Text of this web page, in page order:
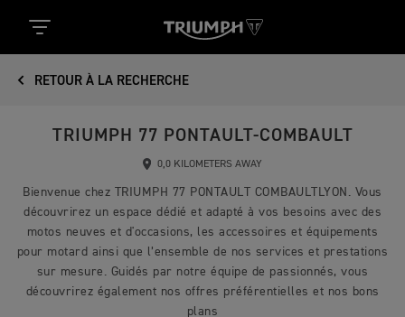
RETOUR À LA RECHERCHE
TRIUMPH 77 PONTAULT-COMBAULT
0,0 KILOMETERS AWAY
Bienvenue chez TRIUMPH 77 PONTAULT COMBAULTLYON. Vous
découvrirez un espace dédié et adapté à vos besoins avec des
motos neuves et d'occasions, les accessoires et équipements
pour motard ainsi que l’ensemble de nos services et prestations
sur mesure. Guidés par notre équipe de passionnés, vous
découvrirez également nos offres préférentielles et nos bons
plans